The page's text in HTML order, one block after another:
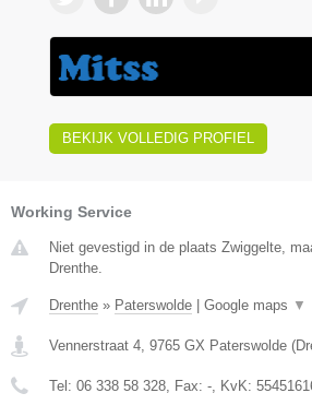
BEKIJK VOLLEDIG PROFIEL
Working Service
Niet gevestigd in de plaats Zwiggelte,
Drenthe.
Drenthe » Paterswolde Google maps ▼
Vennerstraat 4 9765 GX Paterswolde (
Tel: 06 338 58 328 , Fax: - , KvK: